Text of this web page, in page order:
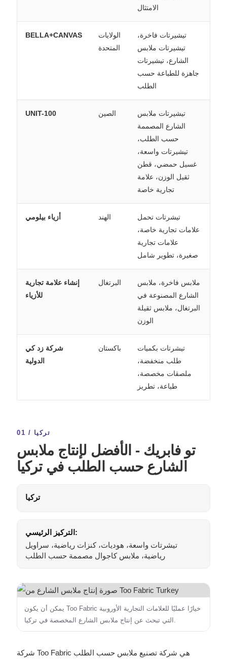
الامتثال
BELLA+CANVAS
الولايات
المتحدة
تيشيرتات فاخرة،
تيشيرتات ملابس
الشارع، تيشيرتات
جاهزة للطباعة حسب
الطلب
UNIT-100 الصين
تيشيرتات ملابس
الشارع المصممة
حسب الطلب،
تيشيرتات واسعة،
غسيل حمضي، قطن
ثقيل الوزن، علامة
تجارية خاصة
أزياء بيلومي الهند
تيشرتات تحمل
علامات تجارية خاصة،
علامات تجارية
صغيرة، تطوير شامل
إنشاء علامة تجارية
للأزياء
البرتغال
ملابس فاخرة، ملابس
الشارع المصنوعة في
البرتغال، ملابس ثقيلة
الوزن
شركة زد كي
الدولية
باكستان
تيشرتات بكميات
طلب منخفضة،
ملصقات مخصصة،
طباعة، تطريز
01 / تركيا
تو فابريك - الأفضل لإنتاج ملابس
الشارع حسب الطلب في تركيا
تركيا
التركيز الرئيسي:
تيشرتات واسعة، هوديات، كنزات رياضية، سراويل
رياضية، ملابس كاجوال مصممة حسب الطلب
يمكن أن يكون Too Fabric خيارًا عمليًا للعلامات التجارية الأوروبية
التي تبحث عن إنتاج ملابس الشارع المخصصة في تركيا.
شركة Too Fabric هي شركة تصنيع ملابس حسب الطلب